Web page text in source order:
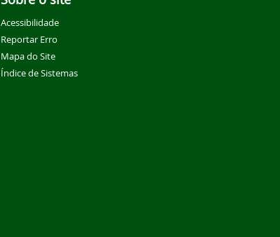
Acessibilidade
Reportar Erro
Mapa do Site
Índice de Sistemas